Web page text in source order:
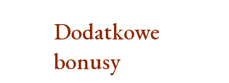
Dodatkowe
bonusy